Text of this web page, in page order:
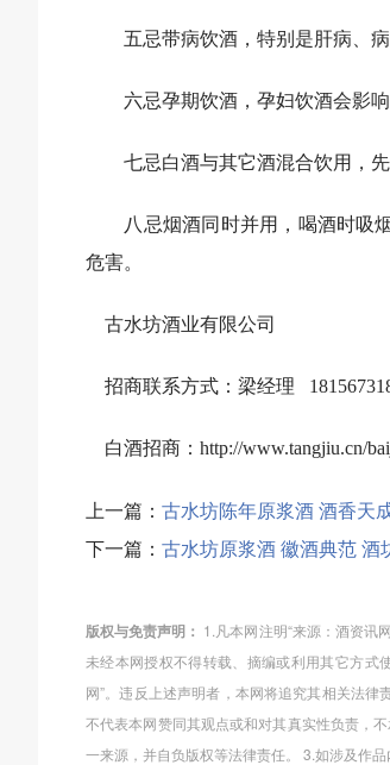
五忌带病饮酒，特别是肝病、病
六忌孕期饮酒，孕妇饮酒会影响
七忌白酒与其它酒混合饮用，先
八忌烟酒同时并用，喝酒时吸烟
危害。
古水坊酒业有限公司
招商联系方式： 梁经理
白酒招商：http://www.tangjiu.cn/
上一篇： 古水坊陈年原浆酒 酒香天
下一篇： 古水坊原浆酒 徽酒典范 酒
版权与免责声明： 1.凡本网注明“来源：酒资讯
未经本网授权不得转载、摘编或利用其它方式
网”。违反上述声明者，本网将追究其相关法
不代表本网赞同其观点或和对其真实性负责，
一来源，并自负版权等法律责任。 3.如涉及作